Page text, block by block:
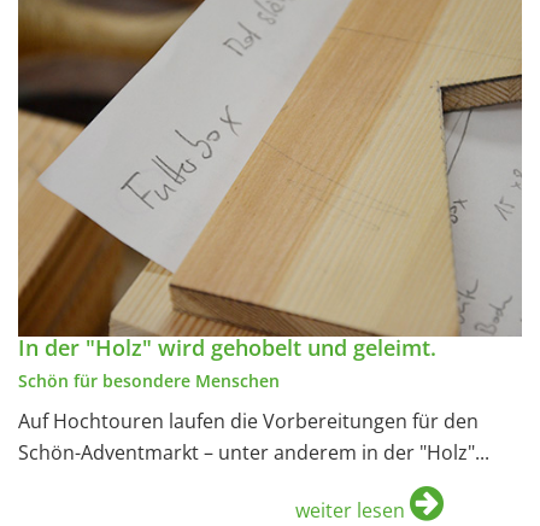
In der "Holz" wird gehobelt und geleimt.
Schön für besondere Menschen
Auf Hochtouren laufen die Vorbereitungen für den
Schön-Adventmarkt – unter anderem in der "Holz"...
weiter lesen